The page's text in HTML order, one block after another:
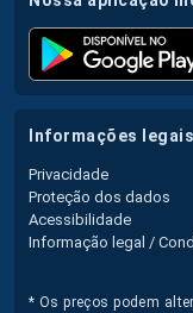
informações legais
Privacidade
Proteção dos dados
Acessibilidade
Informação legal /
* Os preços podem